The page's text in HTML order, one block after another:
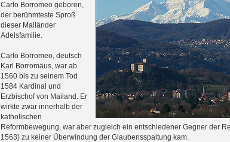
Carlo Borromeo geboren,
der berühmteste Sproß
dieser Mailänder
Adelsfamilie.
Carlo Borromeo, deutsch
Karl Borromäus, war ab
1560 bis zu seinem Tod
1584 Kardinal und
Erzbischof von Mailand. Er
wirkte zwar innerhalb der
katholischen
Reformbewegung, war aber zugleich ein entschiedener Gegner der
1563) zu keiner Überwindung der Glaubensspaltung kam.